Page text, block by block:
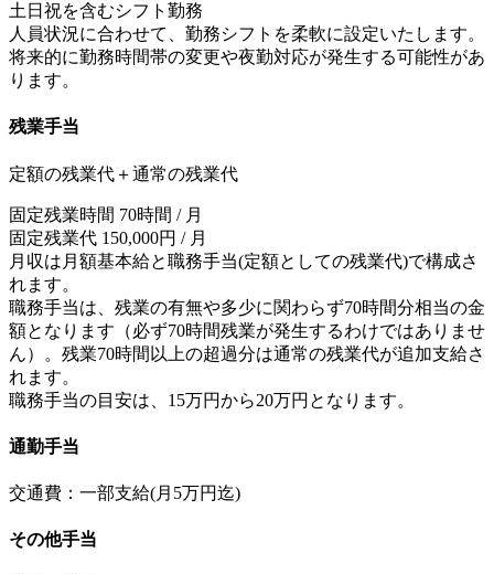
土日祝を含むシフト勤務
人員状況に合わせて、勤務シフトを柔軟に設定いたします。
将来的に勤務時間帯の変更や夜勤対応が発生する可能性があ
ります。
残業手当
定額の残業代＋通常の残業代
固定残業時間 70時間 / 月
固定残業代 150,000円 / 月
月収は月額基本給と職務手当(定額としての残業代)で構成さ
れます。
職務手当は、残業の有無や多少に関わらず70時間分相当の金
額となります（必ず70時間残業が発生するわけではありませ
ん）。残業70時間以上の超過分は通常の残業代が追加支給さ
れます。
職務手当の目安は、15万円から20万円となります。
通勤手当
交通費：一部支給(月5万円迄)
その他手当